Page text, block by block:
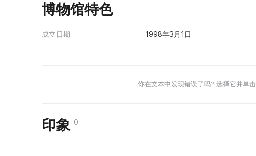
博物馆特色
成立日期 1998年3月1日
你在文本中发现错误了吗? 选择它并单击
印象 0